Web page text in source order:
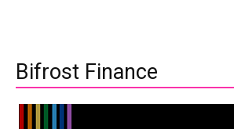
Bifrost Finance